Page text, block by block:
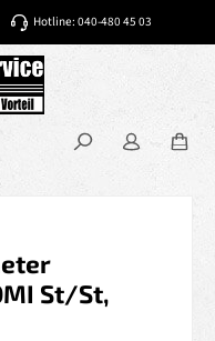
Hotline: 040-480 45 03
St/St,